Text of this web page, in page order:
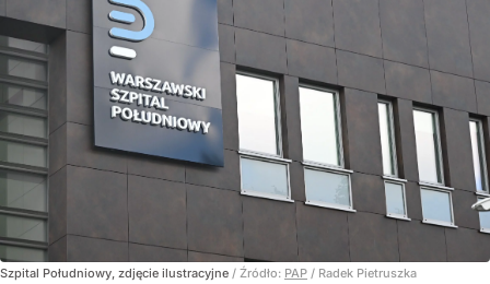
Szpital Południowy, zdjęcie ilustracyjne / Źródło: PAP / Radek Pietruszka